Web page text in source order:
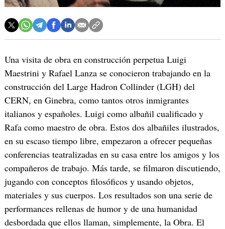
Una visita de obra en construcción perpetua Luigi
Maestrini y Rafael Lanza se conocieron trabajando en la
construcción del Large Hadron Collinder (LGH) del
CERN, en Ginebra, como tantos otros inmigrantes
italianos y españoles. Luigi como albañil cualificado y
Rafa como maestro de obra. Estos dos albañiles ilustrados,
en su escaso tiempo libre, empezaron a ofrecer pequeñas
conferencias teatralizadas en su casa entre los amigos y los
compañeros de trabajo. Más tarde, se filmaron discutiendo,
jugando con conceptos filosóficos y usando objetos,
materiales y sus cuerpos. Los resultados son una serie de
performances rellenas de humor y de una humanidad
desbordada que ellos llaman, simplemente, la Obra. El